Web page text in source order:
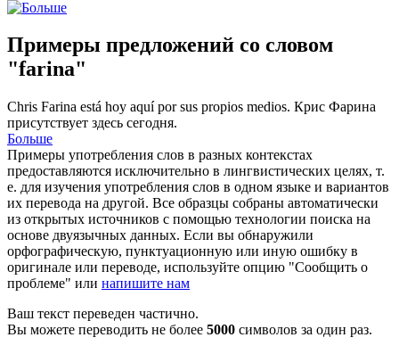
Примеры предложений со словом
"farina"
Chris Farina está hoy aquí por sus propios medios. Крис Фарина
присутствует здесь сегодня.
Больше
Примеры употребления слов в разных контекстах
предоставляются исключительно в лингвистических целях, т.
е. для изучения употребления слов в одном языке и вариантов
их перевода на другой. Все образцы собраны автоматически
из открытых источников с помощью технологии поиска на
основе двуязычных данных. Если вы обнаружили
орфографическую, пунктуационную или иную ошибку в
оригинале или переводе, используйте опцию "Сообщить о
проблеме" или напишите нам
Ваш текст переведен частично.
Вы можете переводить не более 5000 символов за один раз.